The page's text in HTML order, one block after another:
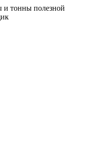
и тонны полезной